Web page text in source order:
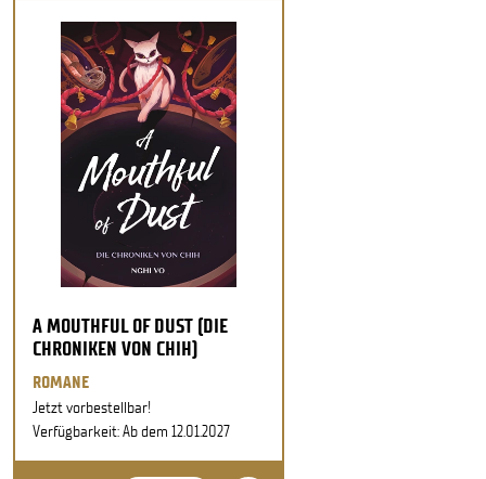
A MOUTHFUL OF DUST (DIE
CHRONIKEN VON CHIH)
ROMANE
Jetzt vorbestellbar!
Verfügbarkeit: Ab dem 12.01.2027